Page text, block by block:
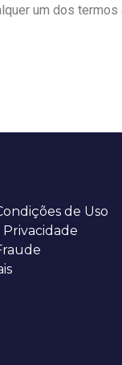
um dos
de Uso